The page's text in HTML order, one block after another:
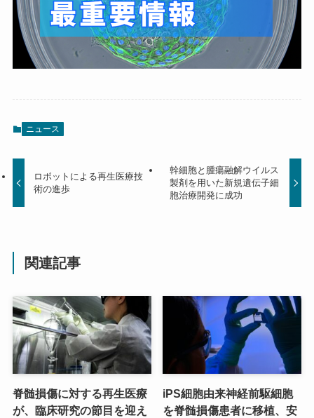
ニュース
ロボットによる再生医療技
術の進歩
幹細胞と腫瘍融解ウイルス
製剤を用いた新規遺伝子細
胞治療開発に成功
関連記事
脊髄損傷に対する再生医療
が、臨床研究の節目を迎え
iPS細胞由来神経前駆細胞
を脊髄損傷患者に移植、安